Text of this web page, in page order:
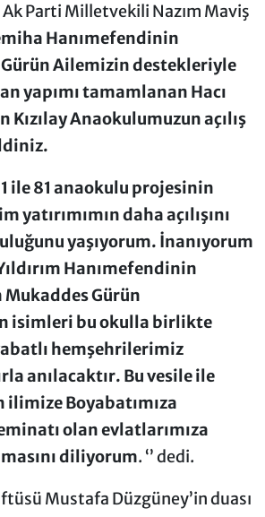
Ak Parti Milletvekili Nazım Maviş
Hanımefendinin
Ailemizin destekleriyle
yapımı tamamlanan Hacı
Kızılay Anaokulumuzun açılış
ile 81 anaokulu projesinin
yatırımımın daha açılışını
yaşıyorum. İnanıyorum
Hanımefendinin
Gürün
isimleri bu okulla birlikte
hemşehrilerimiz
anılacaktır. Bu vesile ile
Boyabatımıza
olan evlatlarımıza
diliyorum. ‘’ dedi.
Mustafa Düzgüney’in duası